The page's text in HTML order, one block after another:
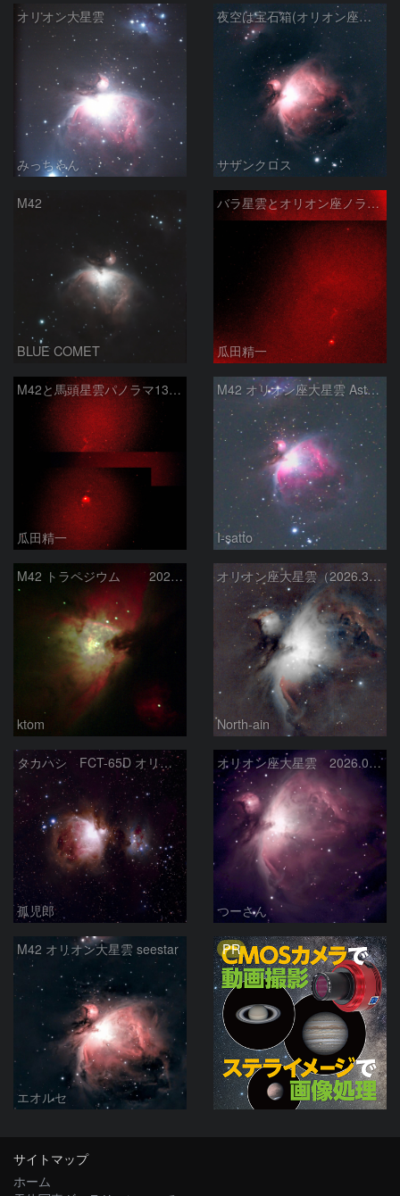
オリオン大星雲
みっちゃん
夜空は宝石箱(オリオン座大星雲 M42) Seestar50
サザンクロス
M42
BLUE COMET
バラ星雲とオリオン座ノラマ50mm
瓜田精一
M42と馬頭星雲パノラマ135mm
瓜田精一
M42 オリオン座大星雲 AstroTracer Type3の威力
I-satto
M42 トラペジウム 2026-3-14
ktom
オリオン座大星雲（2026.3.15）
North-ain
タカハシ FCT-65D オリオン大星雲
孤児郎
オリオン座大星雲 2026.01.13
つーさん
M42 オリオン大星雲 seestar
エオルセ
PR
サイトマップ
ホーム